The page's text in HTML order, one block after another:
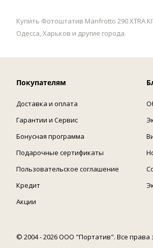
Купить Фотоштатив Manfrotto 290 XTRA
Одесса, Харьков и другие города.
Покупателям
Доставка и оплата
Гарантии и Сервис
Бонусная программа
Подарочные сертификаты
Пользовательское соглашение
Кредит
Акции
© 2004 - 2026 ООО "Портатив". Все